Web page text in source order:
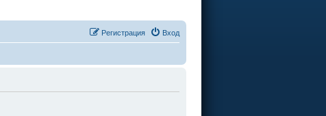
Вход
Регистрация